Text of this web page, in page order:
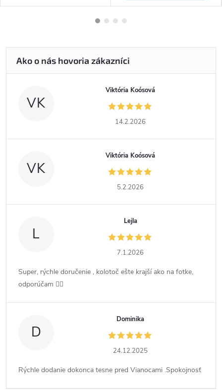
VK
Viktória Koósová
14.2.2026
VK
Viktória Koósová
5.2.2026
L
Lejla
7.1.2026
Super, rýchle doručenie , kolotoč ešte krajší ako na fotke,
odporúčam 👍🏻
D
Dominika
24.12.2025
Rýchle dodanie dokonca tesne pred Vianocami .Spokojnosť